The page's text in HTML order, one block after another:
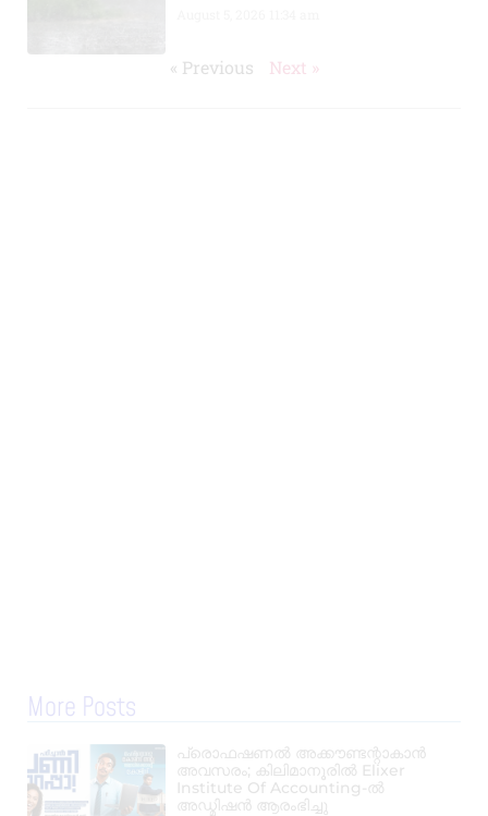
« Previous Next »
More Posts
പ്രൊഫഷണൽ അക്കൗണ്ടന്റാകാൻ
അവസരം; കിലിമാനൂരിൽ Elixer
Institute Of Accounting-ൽ
അഡ്മിഷൻ ആരംഭിച്ചു